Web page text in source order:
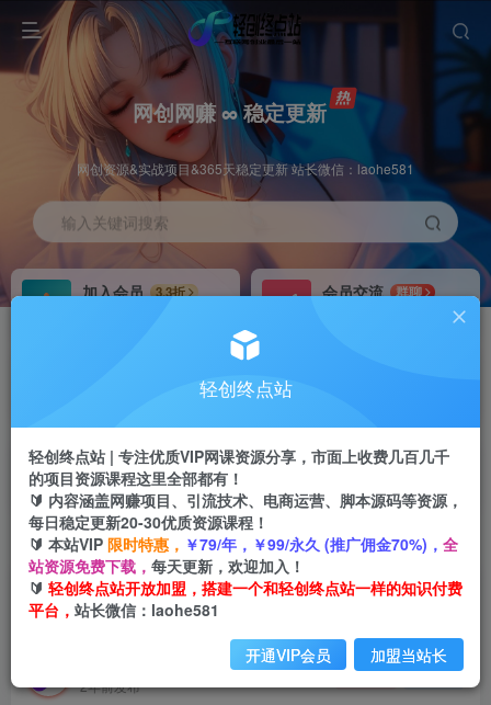
网创网赚 ∞ 稳定更新
网创资源&实战项目&365天稳定更新 站长微信：laohe581
输入关键词搜索
加入会员
3.3折
会员交流
群聊
首页 创业课程 会员专属 正文
（6321期）脚本破解详细视频教程内含解密工具
《视频课程》
2年前发布
关注 私信
轻创终点站
轻创终点站 | 专注优质VIP网课资源分享，市面上收费几百几千
的项目资源课程这里全部都有！
🔰 内容涵盖网赚项目、引流技术、电商运营、脚本源码等资源，
每日稳定更新20-30优质资源课程！
🔰 本站VIP 限时特惠， ￥79/年，￥99/永久 (推广佣金70%)， 全
站资源免费下载， 每天更新，欢迎加入！
🔰 轻创终点站开放加盟，搭建一个和轻创终点站一样的知识付费
平台， 站长微信：laohe581
开通VIP会员 加盟当站长